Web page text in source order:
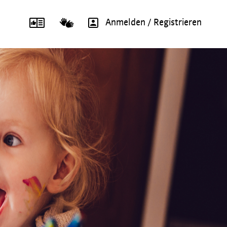
Anmelden / Registrieren